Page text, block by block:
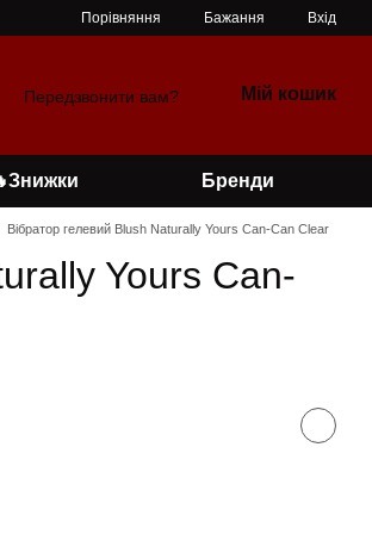
Порівняння Бажання Вхід
Передзвонити вам? Мій кошик
Бренди
Вібратор гелевий Blush Naturally Yours Can-Can Clear
Yours Can-